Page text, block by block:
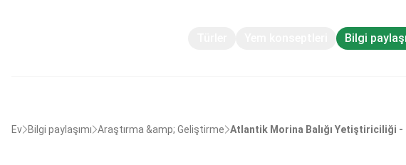
Bilgi
Ev Bilgi paylaşımı Araştırma &amp; Geliştirme Atlantik Morina Balığı Yetiştiriciliği -